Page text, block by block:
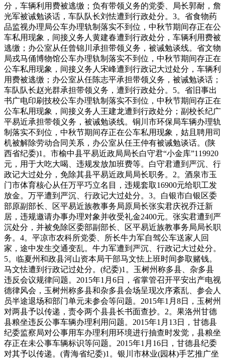
分，车辆利用费被逃缴；负有带领义务的党委、局长郭耐，詹
光军被诫勉谈话，车队队长刘怯遭到行政处分。3。省食物药
品监视办理局公车办理轨制落实不到位，中秋节期间存正在公
车私用现象，间接义务人黄建春遭到行政处分，车辆利用费被
逃缴；办公室从任曾锦川承担带领义务，被诫勉谈线。省文物
局戎马俑博物馆公车办理轨制落实不到位，中秋节期间存正在
公车私用现象，间接义务人宋峰遭到行政记大过处分，车辆利
用费被逃缴；办公室从任陈志平承担带领义务，被诫勉谈话；
车队队长赵光群承担带领义务，遭到行政处分。5。省旧事出
书广电印刷技校公车办理轨制落实不到位，中秋节期间存正在
公车私用现象，间接义务人王建龙遭到行政处分；副校长纪广
平易近承担带领义务，被诫勉谈线。铜川市环保局车辆办理轨
制落实不到位，中秋节期间存正在公车私用现象，姑且聘用司
机被解除劳动合同关系，办公室从任王仲有被诫勉谈话。(陕
西省纪委)1。市榆中县平易近政局局长白守君“小金库”119920
元，用于大吃大喝、违规发放加班费等。白守君遭到严沉、行
政记大过处分，免除其县平易近政局局长职务。2。酒泉市玉
门市体育核心从任万平巧立名目，违规套取16900元给职工发
放金。万平遭到严沉、行政记大过处分。3。白银市白银区委
部原副部长、区平易近族教事务局原局长张实君庆祝乔迁新
居，违规邀请办事办理对象并收受礼金2400元。张实君遭到严
沉处分，并被免除区委部副部长、区平易近族教事务局局长职
务。4。平凉市农科所党委、所长牛力军自驾公车送家人回
家，途中发生交通变乱。牛力军遭到严沉、行政记大过处分。
5。临夏州和政县河山资本局干部马文怯上班时间参取赌钱。
马文怯遭到行政记过处分。(纪委)1。玉树州称多县、杂多县
违反会议规律问题。2015年1月6日，省掌管召开平安出产电视
德律风会，玉树州称多县和杂多县会场呈现次序紊乱、参会人
员半途退场和部门单元未参会等问题。2015年1月8日，玉树州
对两县予以传递，责令两个县县长书面查抄。2。果洛州甘德
县粮坐违反公事车辆办理利用问题。2015年1月13日，甘德县
纪委监察局对公事用车办理利用环境进行抽查时发觉，县粮坐
存正在未公事车辆标识等问题。2015年1月16日，甘德县纪委
对其予以传递。(青海省纪委)1。银川市林业(园林)手艺推广坐